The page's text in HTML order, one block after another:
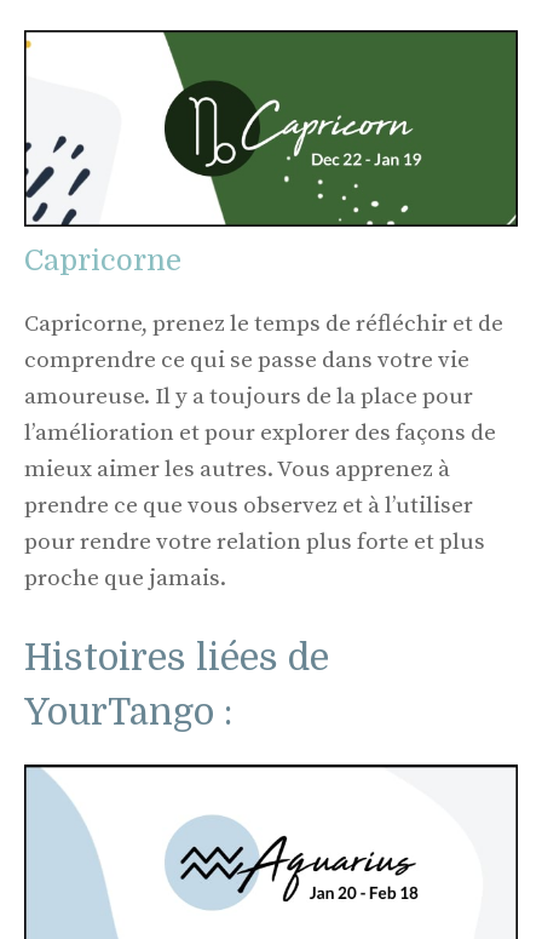
Capricorne
Capricorne, prenez le temps de réfléchir et de
comprendre ce qui se passe dans votre vie
amoureuse. Il y a toujours de la place pour
l’amélioration et pour explorer des façons de
mieux aimer les autres. Vous apprenez à
prendre ce que vous observez et à l’utiliser
pour rendre votre relation plus forte et plus
proche que jamais.
Histoires liées de
YourTango :